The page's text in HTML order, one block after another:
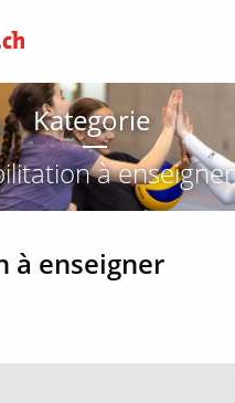
Kategorie
à enseigner
à enseigner